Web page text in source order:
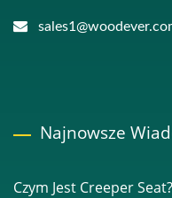
Najnowsze
Czym Jest Creeper